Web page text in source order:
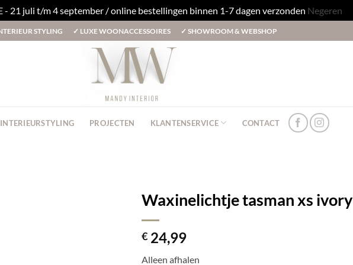
- 21 juli t/m 4 september / online bestellingen binnen 1-7 dagen verzonden Negeren
STYLING ✓ LUXE WOONACCESSOIRES ✓ SHOWROOM & WEBSHOP
INTERIEURSTYLING PROJECTEN KLANTENSERVICE CONTACT
Waxinelichtje tasman xs ivory
€ 24,99
Alleen afhalen